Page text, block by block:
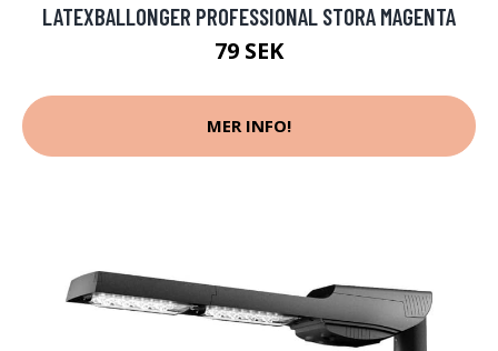
LATEXBALLONGER PROFESSIONAL STORA MAGENTA
79 SEK
MER INFO!